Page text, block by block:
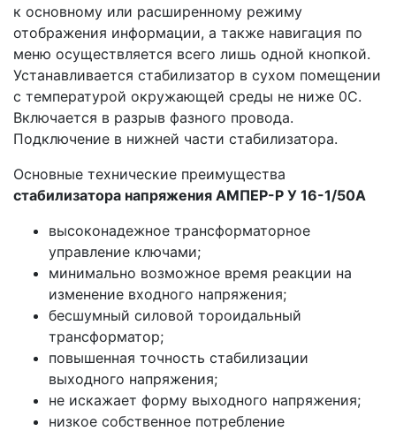
к основному или расширенному режиму
отображения информации, а также навигация по
меню осуществляется всего лишь одной кнопкой.
Устанавливается стабилизатор в сухом помещении
с температурой окружающей среды не ниже 0С.
Включается в разрыв фазного провода.
Подключение в нижней части стабилизатора.
Основные технические преимущества
стабилизатора напряжения АМПЕР-Р У 16-1/50А
высоконадежное трансформаторное
управление ключами;
минимально возможное время реакции на
изменение входного напряжения;
бесшумный силовой тороидальный
трансформатор;
повышенная точность стабилизации
выходного напряжения;
не искажает форму выходного напряжения;
низкое собственное потребление